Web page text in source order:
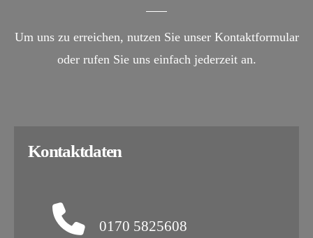
Um uns zu erreichen, nutzen Sie unser Kontaktformular
oder rufen Sie uns einfach jederzeit an.
Kontaktdaten
0170 5825608